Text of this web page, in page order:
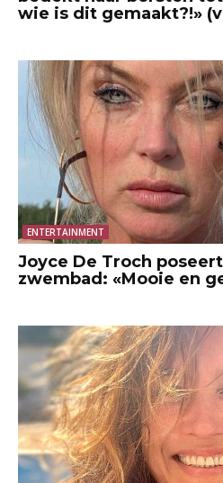
wie is dit gemaakt?!»
ENTERTAINMENT
Joyce De Troch
zwembad: «Mooie en